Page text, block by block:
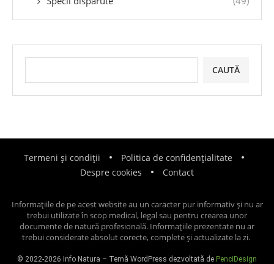
CAUTĂ
Termeni și condiții
Politica de confidențialitate
Despre cookies
Contact
Informațiile de pe acest website au un caracter pur informativ și nu ar
trebui utilizate în scop medical, legal sau pentru crearea unor
documente de natură profesională. Informațiile prezentate nu ar
trebui considerate absolut corecte, complete și actualizate la zi.
© 2022-2026 Info Natura – Temă WordPress dezvoltată de PenciDesign